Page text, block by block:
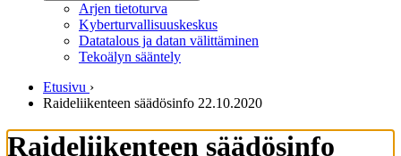
Arjen tietoturva
Kyberturvallisuuskeskus
Datatalous ja datan välittäminen
Tekoälyn sääntely
Etusivu ›
Raideliikenteen säädösinfo 22.10.2020
Raideliikenteen säädösinfo